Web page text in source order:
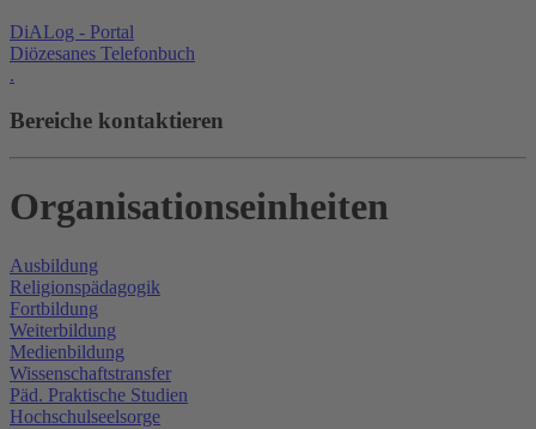
DiALog - Portal
Diözesanes Telefonbuch
.
Bereiche kontaktieren
Organisationseinheiten
Ausbildung
Religionspädagogik
Fortbildung
Weiterbildung
Medienbildung
Wissenschaftstransfer
Päd. Praktische Studien
Hochschulseelsorge